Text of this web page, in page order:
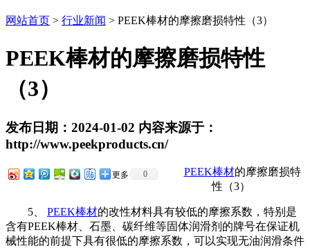
网站首页 > 行业新闻 > PEEK棒材的摩擦磨损特性（3）
PEEK棒材的摩擦磨损特性
（3）
发布日期：2024-01-02 内容来源于：
http://www.peekproducts.cn/
更多 0 PEEK棒材的摩擦磨损特
性（3）
5、 PEEK棒材的改性材料具有较低的摩擦系数，特别是
含有PEEK棒材、石墨、碳纤维等固体润滑剂的牌号在保证机
械性能的前提下具有很低的摩擦系数，可以实现无油润滑条件